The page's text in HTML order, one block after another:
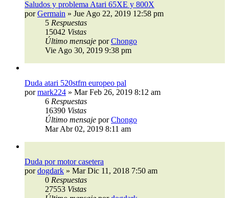
Saludos y problema Atari 65XE y 800X
porGermain » Jue Ago 22, 2019 12:58 pm
5 Respuestas
15042 Vistas
Último mensaje porChongo
Vie Ago 30, 2019 9:38 pm
Duda atari 520stfm europeo pal
pormark224 » Mar Feb 26, 2019 8:12 am
6 Respuestas
16390 Vistas
Último mensaje porChongo
Mar Abr 02, 2019 8:11 am
Duda por motor casetera
pordogdark » Mar Dic 11, 2018 7:50 am
0 Respuestas
27553 Vistas